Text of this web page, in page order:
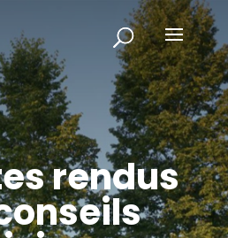
rendus